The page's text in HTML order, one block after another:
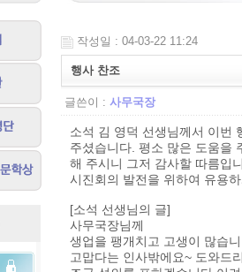
작성일 : 04-03-22 11:24
행사 찬조
글쓴이 : 사무국장
소석 김 영덕 선생님께서 이번
주셨습니다. 평소 많은 도움을
해 주시니 그저 감사할 따름입
시진회의 발전을 위하여 유용
[소석 선생님의 글]
사무국장님께
생업을 팽개치고 고생이 많습
고맙다는 인사밖에요~ 도와드